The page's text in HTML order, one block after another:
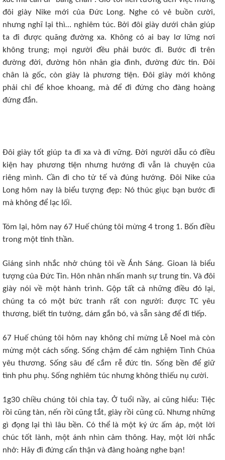
đôi giày Nike mới của Đức Long. Nghe có vẻ buồn cười,
nhưng nghĩ lại thì… nghiêm túc. Bởi đôi giày dưới chân giúp
ta đi được quãng đường xa. Không có ai bay lơ lững nơi
không trung; mọi người đều phải bước đi. Bước đi trên
đường đời, đường hôn nhân gia đình, đường đức tin. Đôi
chân là gốc, còn giày là phương tiện. Đôi giày mới không
phải chỉ để khoe khoang, mà để đi đứng cho đàng hoàng
đứng đắn.
Đôi giày tốt giúp ta đi xa và đi vững. Đời người dẫu có điều
kiện hay phương tiện nhưng hướng đi vẫn là chuyện của
riêng mình. Cần đi cho tử tế và đúng hướng. Đôi Nike của
Long hôm nay là biểu tượng đẹp: Nó thúc giục bạn bước đi
mà không để lạc lối.
Tóm lại, hôm nay 67 Huế chúng tôi mừng 4 trong 1. Bốn điều
trong một tinh thần.
Giáng sinh nhắc nhở chúng tôi về Ánh Sáng. Gioan là biểu
tượng của Đức Tin. Hôn nhân nhấn manh sự trung tín. Và đôi
giày nói về một hành trình. Gộp tất cả những điều đó lại,
chúng ta có một bức tranh rất con người: được TC yêu
thương, biết tin tưởng, dám gắn bó, và sẵn sàng để đi tiếp.
67 Huế chúng tôi hôm nay không chỉ mừng Lễ Noel mà còn
mừng một cách sống. Sống chậm để cảm nghiệm Tình Chúa
yêu thương. Sống sâu để cắm rễ đức tin. Sống bền để giữ
tình phu phụ. Sống nghiêm túc nhưng không thiếu nụ cười.
1g30 chiều chúng tôi chia tay. Ở tuổi nầy, ai cũng hiểu: Tiệc
rồi cũng tàn, nến rồi cũng tắt, giày rồi cũng cũ. Nhưng những
gì đọng lại thì lâu bền. Có thể là một ký ức ấm áp, một lời
chúc tốt lành, một ánh nhìn cảm thông. Hay, một lời nhắc
nhở: Hãy đi đứng cẩn thận và đàng hoàng nghe bạn!